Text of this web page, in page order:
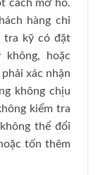
cách mơ hồ.
hàng chỉ
tra kỹ có đặt
hoặc
xác nhận
không chịu
kiểm tra
thể đổi
tốn thêm